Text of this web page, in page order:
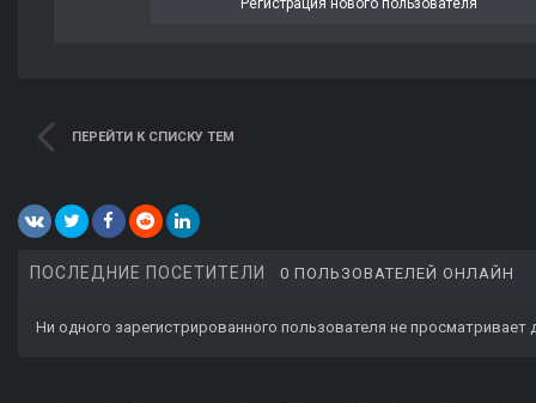
Регистрация нового пользователя
ПЕРЕЙТИ К СПИСКУ ТЕМ
ПОСЛЕДНИЕ ПОСЕТИТЕЛИ 0 ПОЛЬЗОВАТЕЛЕЙ ОНЛАЙН
Ни одного зарегистрированного пользователя не просматривает